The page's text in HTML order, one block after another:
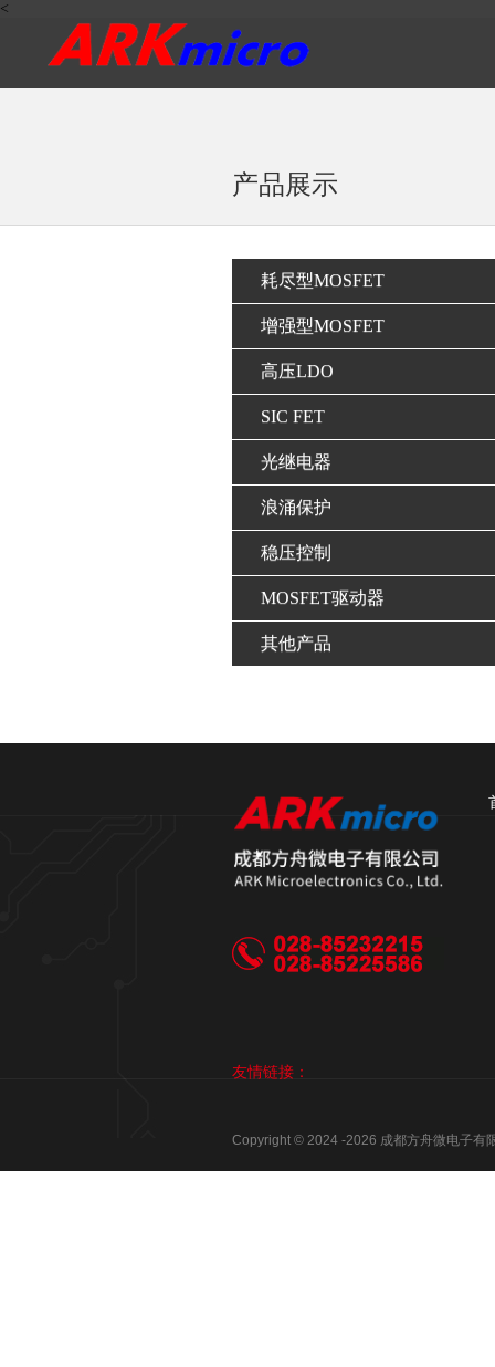
<
产品展示
耗尽型MOSFET
增强型MOSFET
高压LDO
SIC FET
光继电器
浪涌保护
稳压控制
MOSFET驱动器
其他产品
友情链接：
Copyright © 2024 -2026 成都方舟微电子有